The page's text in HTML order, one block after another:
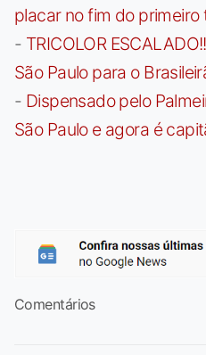
placar no fim do primeiro
- TRICOLOR
São Paulo para o
- Dispensado pelo
São Paulo e agora é
Comentários